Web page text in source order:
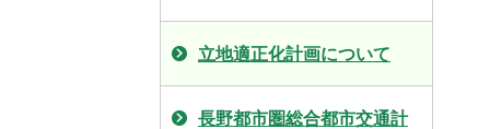
立地適正化計画について
長野都市圏総合都市交通計